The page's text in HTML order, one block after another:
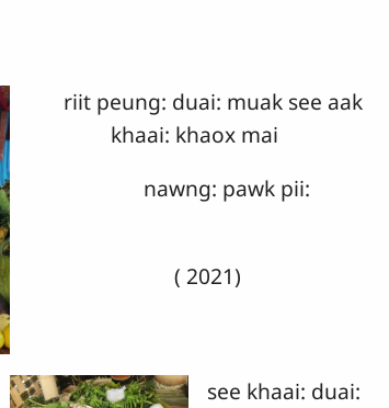
riit peung: duai: muak see aak
khaai: khaox mai
nawng: pawk pii:
( 2021)
see khaai: duai: